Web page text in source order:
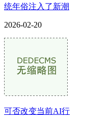
统年俗注入了新潮
2026-02-20
可否改变当前AI行